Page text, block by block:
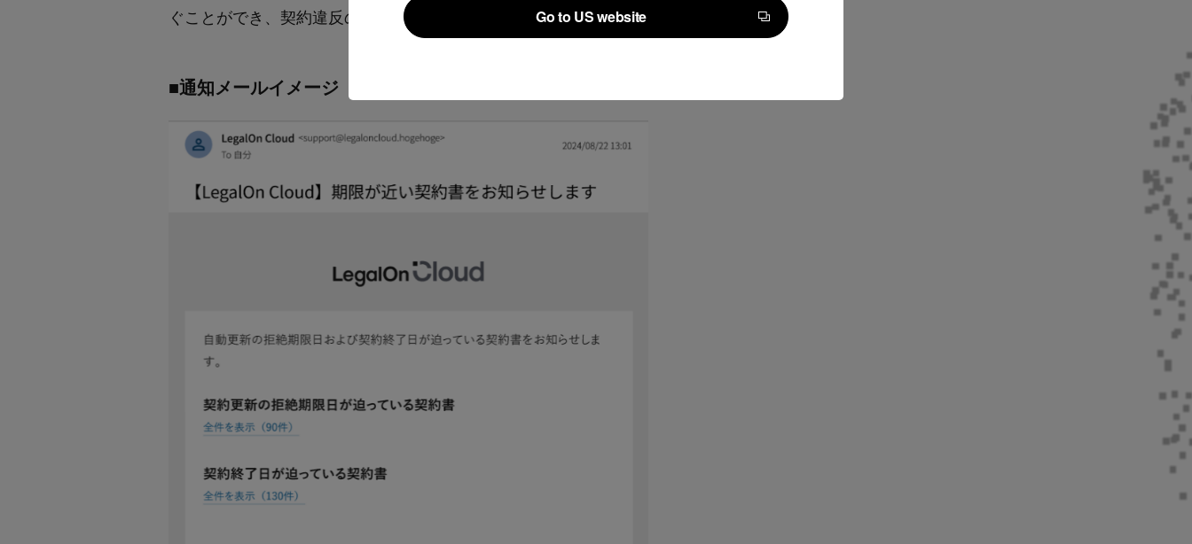
Go to US website
Go to US website
ぐことができ、契約違反の防止やコストの削減が可能となります。
■通知メールイメージ